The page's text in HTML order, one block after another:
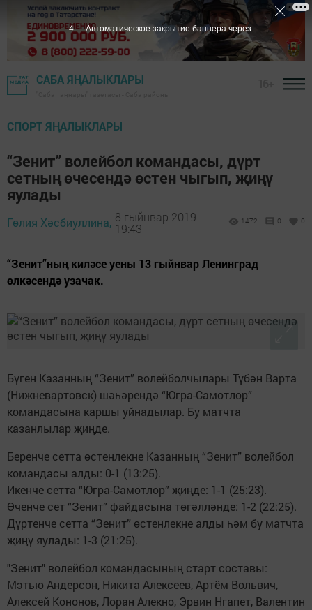
САБА ЯҢАЛЫКЛАРЫ
СПОРТ ЯҢАЛЫКЛАРЫ
“Зенит” волейбол командасы, дүрт
сетның өчесендә өстен чыгып, җиңү
яулады
Гөлия Хәсбиуллина, 8 гыйнвар 2019 -
19:43
1472 0 0
“Зенит”ның киләсе уены 13 гыйнвар Ленинград
өлкәсендә узачак.
Бүген Казанның “Зенит” волейболчылары Түбән Варта
(Нижневартовск) шәһәрендә “Югра-Самотлор”
командасына каршы уйнадылар. Бу матчта
казанлылар җиңде.
Беренче сетта өстенлекне Казанның “Зенит” волейбол
командасы алды: 0-1 (13:25).
Икенче сетта “Югра-Самотлор” җиңде: 1-1 (25:23).
Өченче сет “Зенит” файдасына төгәлләнде: 1-2 (22:25).
Дүртенче сетта “Зенит” өстенлекне алды һәм бу матчта
җиңү яулады: 1-3 (21:25).
"Зенит" волейбол командасының старт составы:
Мэтью Андерсон, Никита Алексеев, Артём Вольвич,
Алексей Кононов, Лоран Алекно, Эрвин Нгапет, Валентин
3 Автоматическое закрытие баннера через